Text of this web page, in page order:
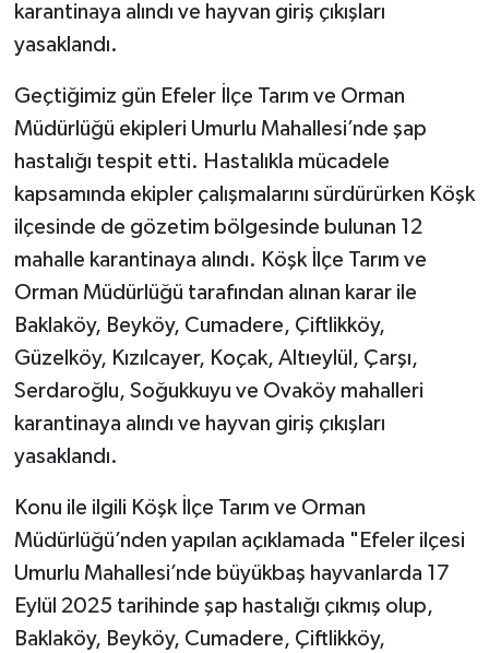
karantinaya alındı ve hayvan giriş çıkışları
yasaklandı.
Geçtiğimiz gün Efeler İlçe Tarım ve Orman
Müdürlüğü ekipleri Umurlu Mahallesi’nde şap
hastalığı tespit etti. Hastalıkla mücadele
kapsamında ekipler çalışmalarını sürdürürken Köşk
ilçesinde de gözetim bölgesinde bulunan 12
mahalle karantinaya alındı. Köşk İlçe Tarım ve
Orman Müdürlüğü tarafından alınan karar ile
Baklaköy, Beyköy, Cumadere, Çiftlikköy,
Güzelköy, Kızılcayer, Koçak, Altıeylül, Çarşı,
Serdaroğlu, Soğukkuyu ve Ovaköy mahalleri
karantinaya alındı ve hayvan giriş çıkışları
yasaklandı.
Konu ile ilgili Köşk İlçe Tarım ve Orman
Müdürlüğü’nden yapılan açıklamada "Efeler ilçesi
Umurlu Mahallesi’nde büyükbaş hayvanlarda 17
Eylül 2025 tarihinde şap hastalığı çıkmış olup,
Baklaköy, Beyköy, Cumadere, Çiftlikköy,